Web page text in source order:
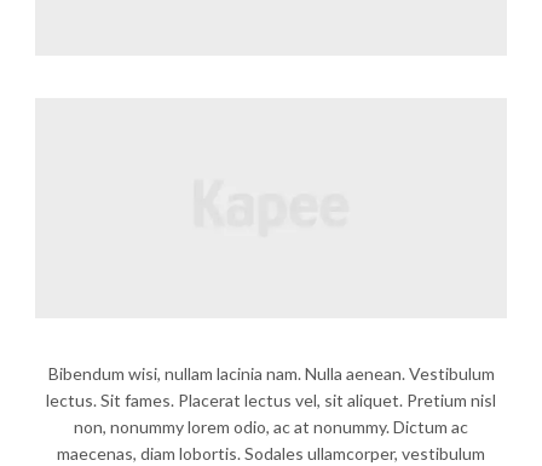
Bibendum wisi, nullam lacinia nam. Nulla aenean. Vestibulum
lectus. Sit fames. Placerat lectus vel, sit aliquet. Pretium nisl
non, nonummy lorem odio, ac at nonummy. Dictum ac
maecenas, diam lobortis. Sodales ullamcorper, vestibulum